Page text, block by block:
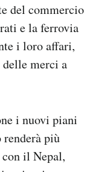
del commercio
e la ferrovia
i loro affari,
merci a
i nuovi piani
più
il Nepal,